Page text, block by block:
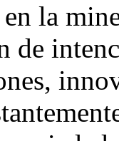
la
de